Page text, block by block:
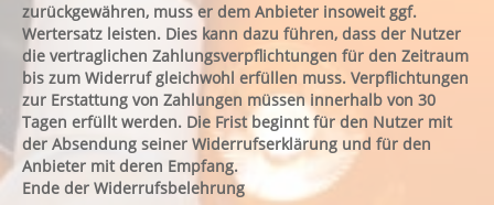
zurückgewähren, muss er dem Anbieter insoweit ggf.
Wertersatz leisten. Dies kann dazu führen, dass der Nutzer
die vertraglichen Zahlungsverpflichtungen für den Zeitraum
bis zum Widerruf gleichwohl erfüllen muss. Verpflichtungen
zur Erstattung von Zahlungen müssen innerhalb von 30
Tagen erfüllt werden. Die Frist beginnt für den Nutzer mit
der Absendung seiner Widerrufserklärung und für den
Anbieter mit deren Empfang.
Ende der Widerrufsbelehrung